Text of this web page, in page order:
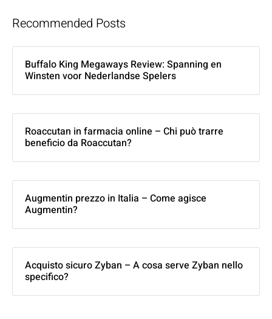
Recommended Posts
Buffalo King Megaways Review: Spanning en
Winsten voor Nederlandse Spelers
Roaccutan in farmacia online – Chi può trarre
beneficio da Roaccutan?
Augmentin prezzo in Italia – Come agisce
Augmentin?
Acquisto sicuro Zyban – A cosa serve Zyban nello
specifico?